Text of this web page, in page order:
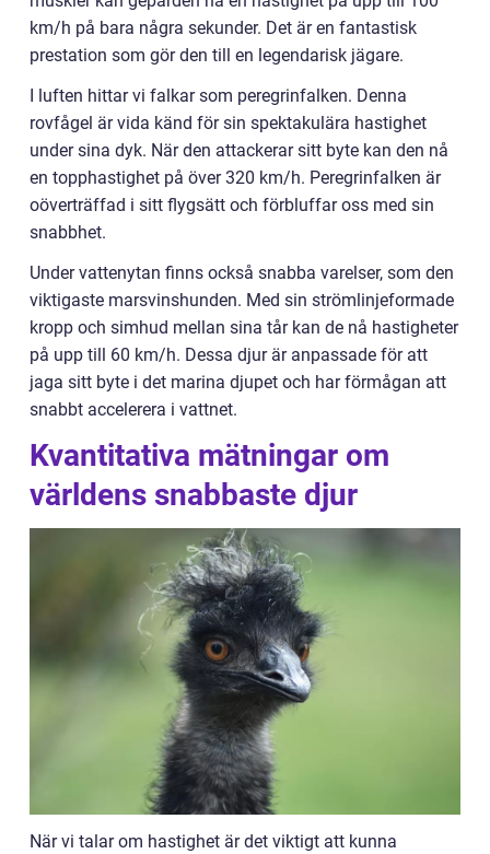
km/h på bara några sekunder. Det är en fantastisk
prestation som gör den till en legendarisk jägare.
I luften hittar vi falkar som peregrinfalken. Denna
rovfågel är vida känd för sin spektakulära hastighet
under sina dyk. När den attackerar sitt byte kan den nå
en topphastighet på över 320 km/h. Peregrinfalken är
oöverträffad i sitt flygsätt och förbluffar oss med sin
snabbhet.
Under vattenytan finns också snabba varelser, som den
viktigaste marsvinshunden. Med sin strömlinjeformade
kropp och simhud mellan sina tår kan de nå hastigheter
på upp till 60 km/h. Dessa djur är anpassade för att
jaga sitt byte i det marina djupet och har förmågan att
snabbt accelerera i vattnet.
Kvantitativa mätningar om
världens snabbaste djur
När vi talar om hastighet är det viktigt att kunna